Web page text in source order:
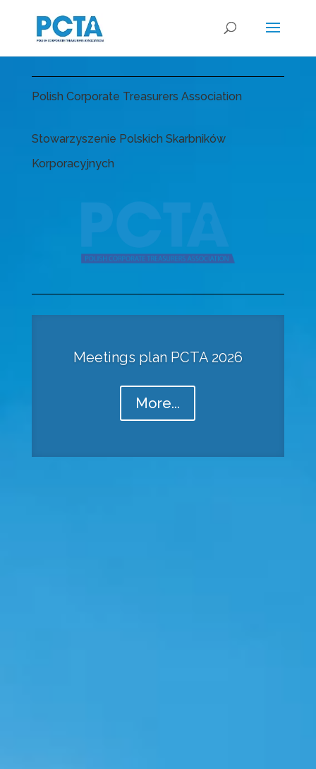
Polish Corporate Treasurers Association
Stowarzyszenie Polskich Skarbników
Korporacyjnych
Meetings plan PCTA 2026
More...